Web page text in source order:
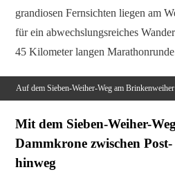
grandiosen Fernsichten liegen am
für ein abwechslungsreiches
45 Kilometer langen
Auf dem Sieben-Weiher-Weg am Brinkenweiher
Mit dem Sieben-Weiher-
Dammkrone zwischen
hinweg